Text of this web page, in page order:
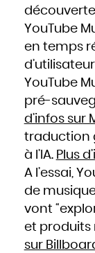
YouTube
en temps
YouTube
pré-
d’infos sur
traduction
à l’IA. Plus
A l’essai,
de
vont
et produits
sur